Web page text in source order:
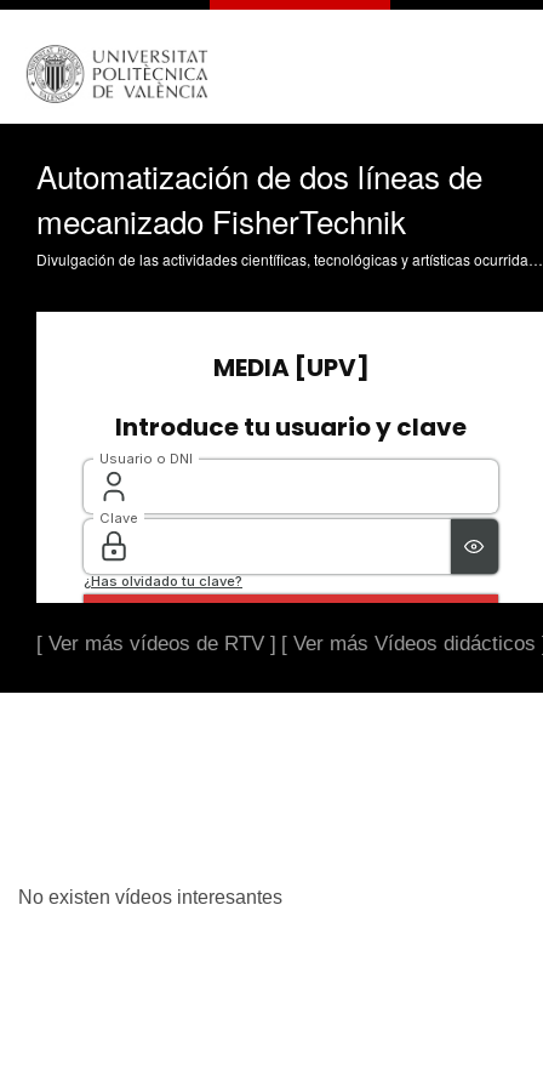
Automatización de dos líneas de
mecanizado FisherTechnik
Divulgación de las actividades científicas, tecnológicas y artísticas ocurridas en los tres campus de la UPV
[ Ver más vídeos de RTV ] [ Ver más Vídeos didácticos
No existen vídeos interesantes